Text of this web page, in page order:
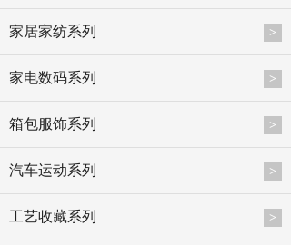
家居家纺系列 >
家电数码系列 >
箱包服饰系列 >
汽车运动系列 >
工艺收藏系列 >